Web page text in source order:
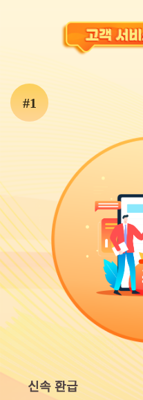
#1
신속 환급